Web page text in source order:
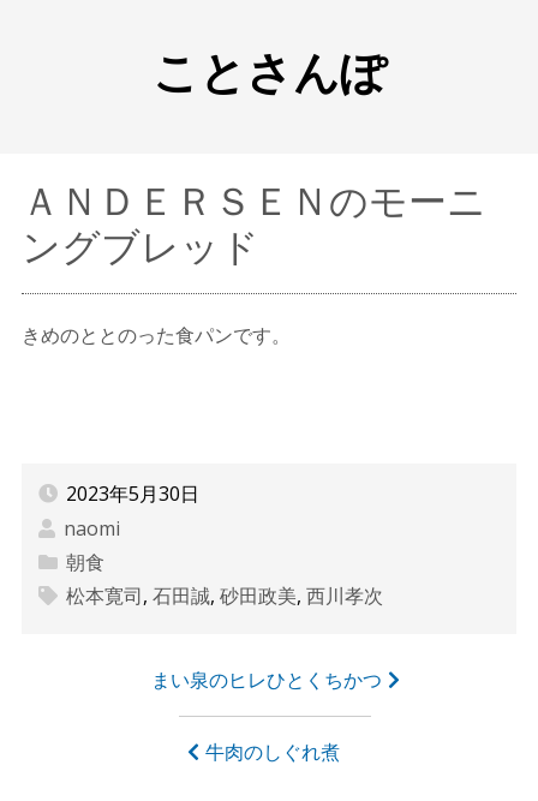
ことさんぽ
ＡＮＤＥＲＳＥＮのモーニ
ングブレッド
きめのととのった食パンです。
2023年5月30日
naomi
朝食
松本寛司, 石田誠, 砂田政美, 西川孝次
まい泉のヒレひとくちかつ
牛肉のしぐれ煮